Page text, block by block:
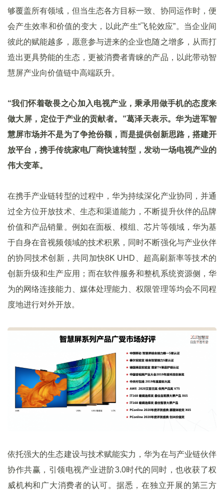
够覆盖所有领域，但当生态各方目标一致、协同运作时，便
会产生效率和价值的变大，以此产生“飞轮效应”。当企业间
彼此的赋能越多，愿意参与进来的企业也随之增多，从而打
造出更具势能的生态，更被消费者青睐的产品，以此带动智
慧屏产业向价值链中高端跃升。
“我们怀着敬畏之心加入电视产业，秉承用做手机的态度来
做大屏，定位于产业的贡献者。”葛泽天表示。华为进军智
慧屏市场并不是为了争抢份额，而是提供创新思路，搭建开
放平台，携手传统家电厂商快速转型，发动一场电视产业的
伟大变革。
在携手产业链转型的过程中，华为持续深化产业协同，并通
过全方位开放技术、生态和渠道能力，不断提升伙伴的品牌
价值和产品销量。例如在面板、模组、芯片等领域，华为基
于自身在音视频领域的技术积累，同时不断强化与产业伙伴
的协同技术创新，共同加快8K UHD、超高刷新率等技术的
创新升级和生产应用；而在软件服务和整机系统资源侧，华
为的网络连接能力、媒体处理能力、权限管理等均会不同程
度地进行对外开放。
依托强大的生态建设与技术赋能实力，华为在与产业链伙伴
协作共赢，引领电视产业进阶3.0时代的同时，也收获了权
威机构和广大消费者的认可。据悉，在独立开展的第三方